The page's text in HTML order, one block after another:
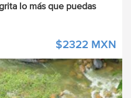
lo más que puedas
$2322 MXN